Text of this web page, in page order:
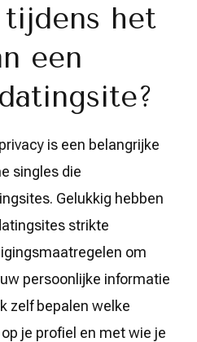
tijdens het
een
is een belangrijke
singles die
Gelukkig hebben
strikte
om
persoonlijke informatie
zelf bepalen welke
je profiel en met wie je